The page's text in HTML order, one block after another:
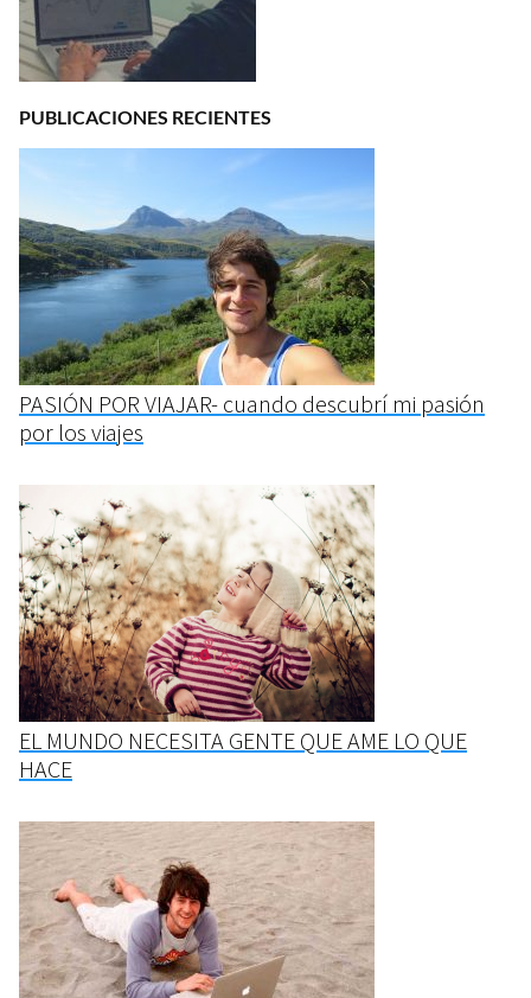
PUBLICACIONES RECIENTES
PASIÓN POR VIAJAR- cuando descubrí mi pasión
por los viajes
EL MUNDO NECESITA GENTE QUE AME LO QUE
HACE